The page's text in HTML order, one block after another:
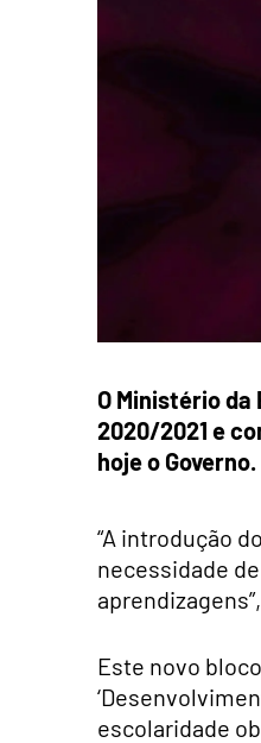
O Ministério
2020/2021 e
hoje o Governo.
“A introdução
necessidade
Este novo
escolaridade